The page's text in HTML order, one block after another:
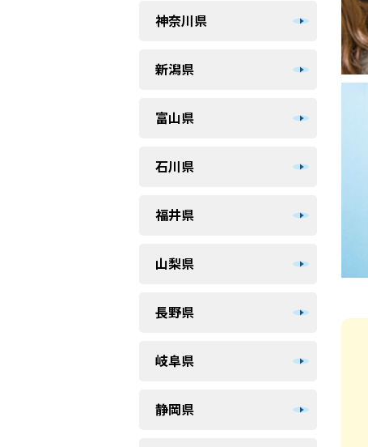
神奈川県
新潟県
富山県
石川県
福井県
山梨県
長野県
岐阜県
静岡県